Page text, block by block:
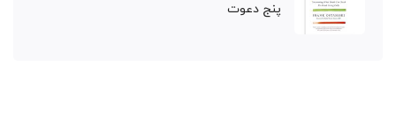
پنج دعوت